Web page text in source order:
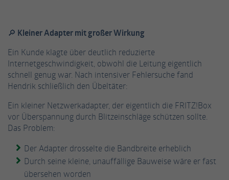
🔎 Kleiner Adapter mit großer Wirkung
Ein Kunde klagte über deutlich reduzierte
Internetgeschwindigkeit, obwohl die Leitung eigentlich
schnell genug war. Nach intensiver Fehlersuche fand
Hendrik schließlich den Übeltäter:
Ein kleiner Netzwerkadapter, der eigentlich die FRITZ!Box
vor Überspannung durch Blitzeinschläge schützen sollte.
Das Problem:
Der Adapter drosselte die Bandbreite erheblich
Durch seine kleine, unauffällige Bauweise wäre er fast
übersehen worden
Anbieter TYPO3
Laufzeit 1 Jahr
Zweck
Enthält die gewählten Tracking-Optin-
Einstellungen.
Zweck
Besucher-, Sitzungs- und Kampagnendaten
zu berechnen und die Nutzung der Website
für den Analysebericht der Website zu
verfolgen. Die Cookies speichern
Informationen anonym und weisen eine
randoly generierte Nummer zu, um
Name
Anbieter Google Analytics
Laufzeit 1 Tag